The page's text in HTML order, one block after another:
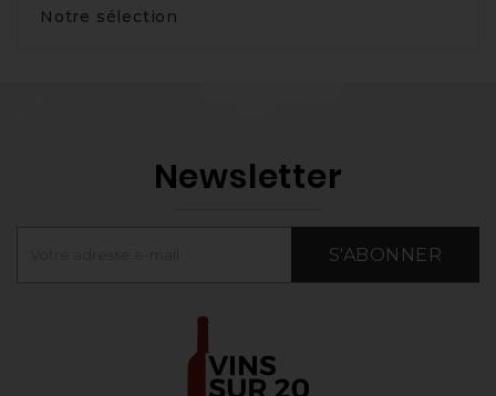
Notre sélection
Newsletter
S'ABONNER